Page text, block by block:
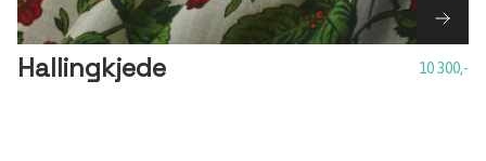
Hallingkjede 10 300,-